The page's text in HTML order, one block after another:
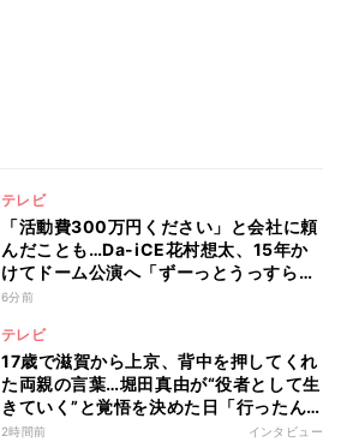
テレビ
「活動費300万円ください」と会社に頼
んだことも…Da-iCE花村想太、15年か
けてドーム公演へ「ずーっとうっすらや
けど右肩上がり続けられていた」
6分前
テレビ
17歳で滋賀から上京、背中を押してくれ
た両親の言葉…堀田真由が“役者として生
きていく”と覚悟を決めた日「行ったん
やったら、もう帰られへんな」
2時間前 インタビュー